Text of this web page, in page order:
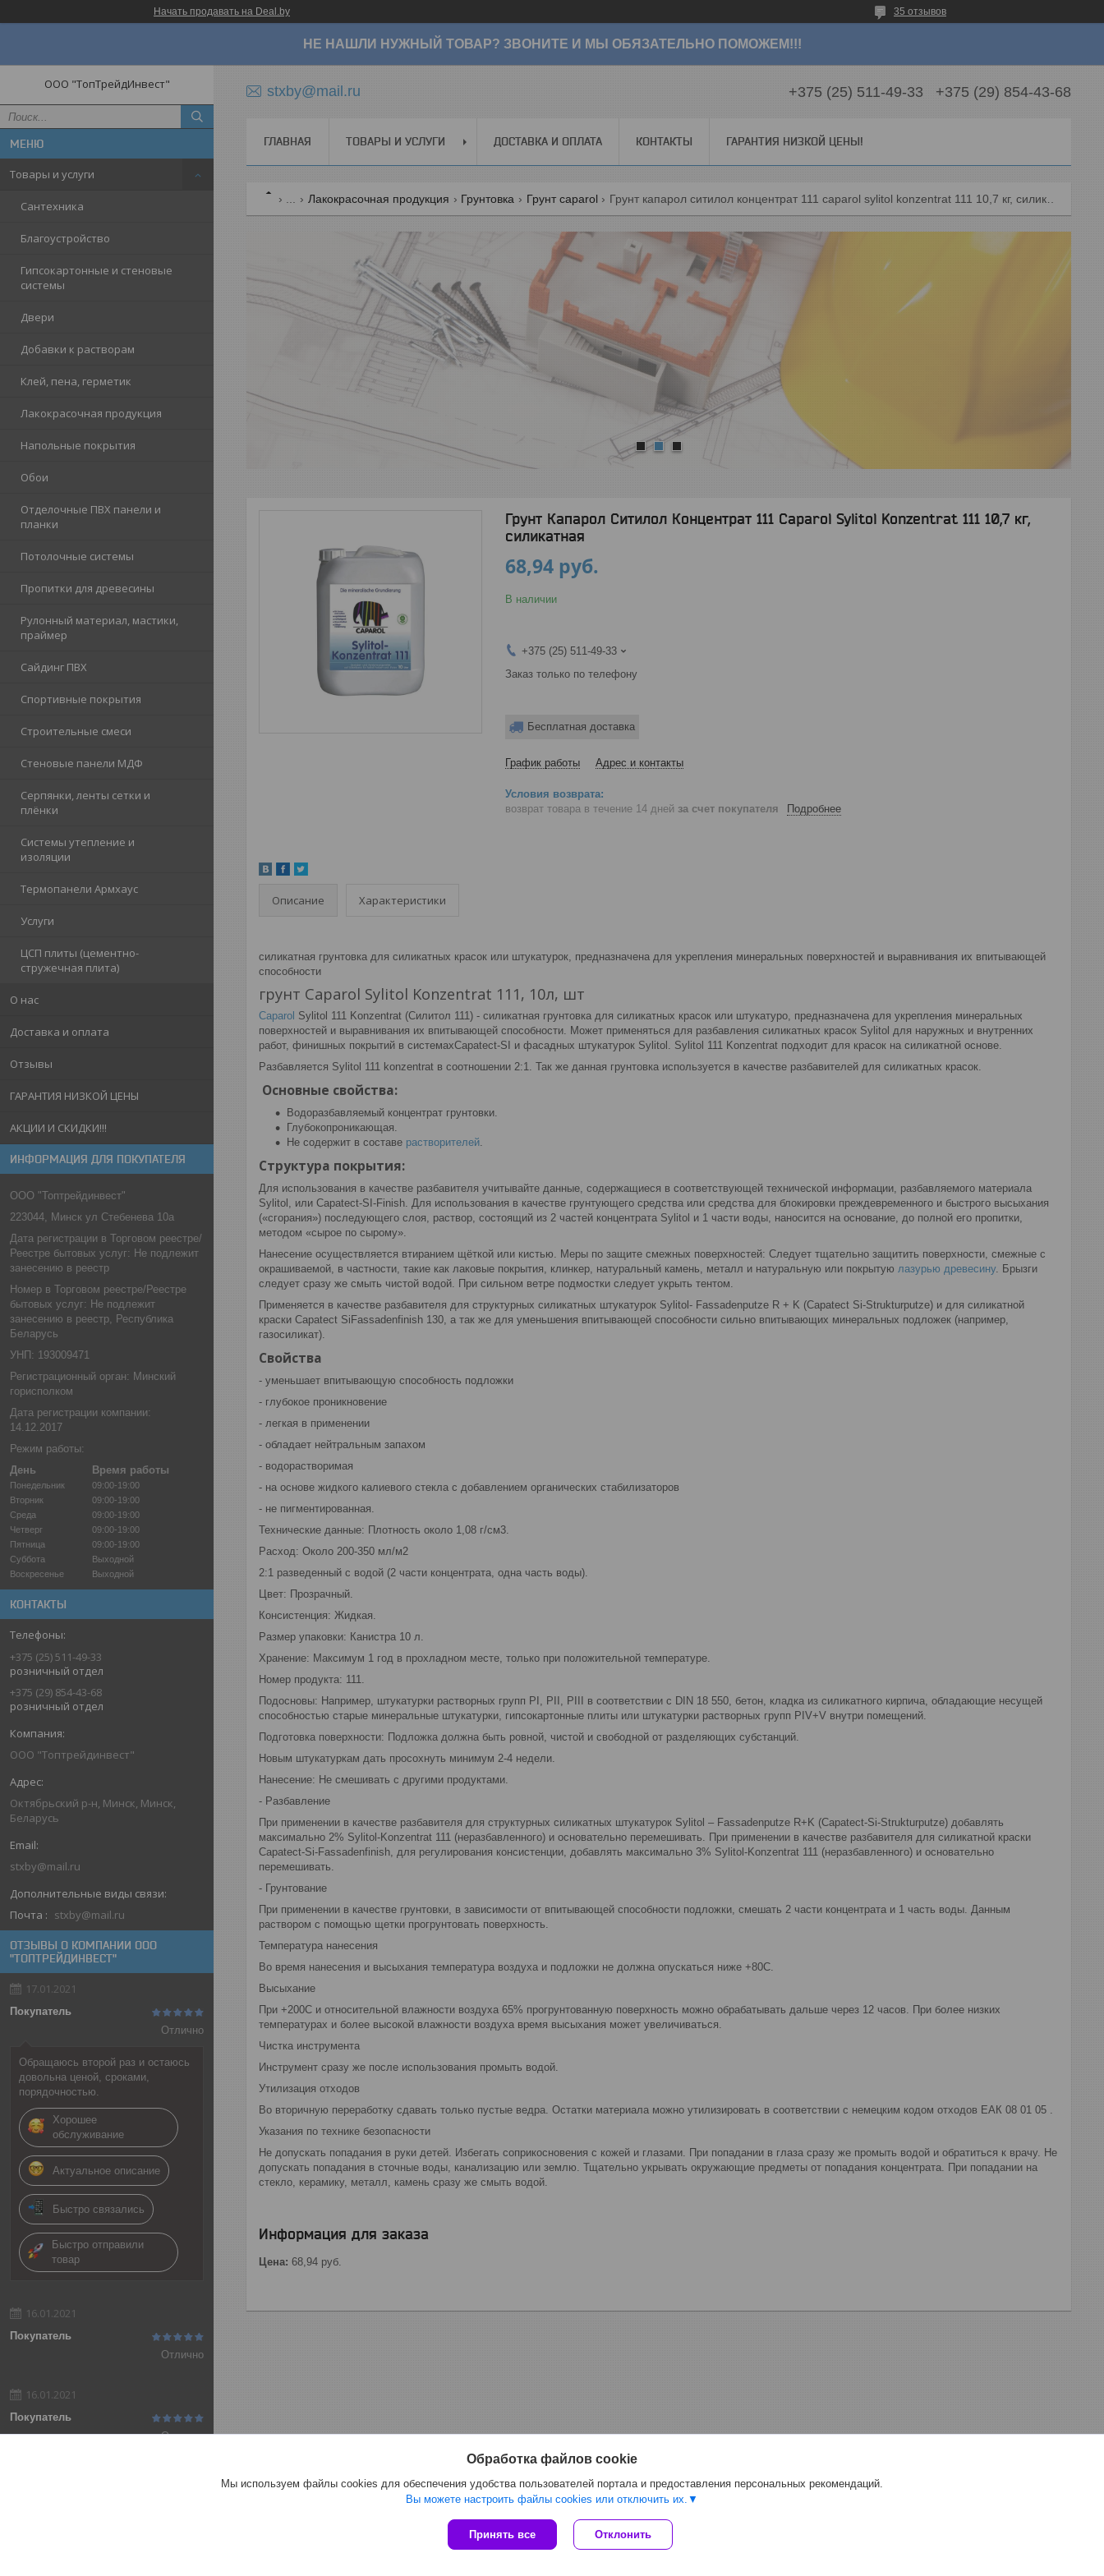
Начать продавать на Deal.by 35 отзывов
НЕ НАШЛИ НУЖНЫЙ ТОВАР? ЗВОНИТЕ И МЫ ОБЯЗАТЕЛЬНО ПОМОЖЕМ!!!
ООО "ТопТрейдИнвест"
Товары и услуги
Сантехника
Благоустройство
Гипсокартонные и стеновые
системы
Двери
Добавки к растворам
Клей, пена, герметик
Лакокрасочная продукция
Напольные покрытия
Обои
Отделочные ПВХ панели и
планки
Потолочные системы
Пропитки для древесины
Рулонный материал, мастики,
праймер
Сайдинг ПВХ
Спортивные покрытия
Строительные смеси
Стеновые панели МДФ
Серпянки, ленты сетки и
плёнки
Системы утепление и
изоляции
Термопанели Армхаус
Услуги
ЦСП плиты (цементно-
стружечная плита)
О нас
Доставка и оплата
Отзывы
ГАРАНТИЯ НИЗКОЙ ЦЕНЫ
АКЦИИ И СКИДКИ!!!
ИНФОРМАЦИЯ ДЛЯ ПОКУПАТЕЛЯ
ООО "Топтрейдинвест"
223044, Минск ул Стебенева 10а
Дата регистрации в Торговом реестре/
Реестре бытовых услуг: Не подлежит
занесению в реестр
Номер в Торговом реестре/Реестре
бытовых услуг: Не подлежит
занесению в реестр, Республика
Беларусь
УНП: 193009471
Регистрационный орган: Минский
горисполком
Дата регистрации компании:
14.12.2017
Режим работы:
День
Время работы
Понедельник
09:00-19:00
Вторник
09:00-19:00
Среда
09:00-19:00
Четверг
09:00-19:00
Пятница
09:00-19:00
Суббота
Выходной
Воскресенье
Выходной
КОНТАКТЫ
+375 (25) 511-49-33
розничный отдел
+375 (29) 854-43-68
розничный отдел
ООО "Топтрейдинвест"
Октябрьский р-н, Минск, Минск,
Беларусь
stxby@mail.ru
Почта stxby@mail.ru
ОТЗЫВЫ О КОМПАНИИ ООО
"ТОПТРЕЙДИНВЕСТ"
17.01.2021
Покупатель
Отлично
Обращаюсь второй раз и остаюсь
довольна ценой, сроками,
порядочностью.
Хорошее
обслуживание
Актуальное описание
Быстро связались
Быстро отправили
товар
16.01.2021
Покупатель
Отлично
16.01.2021
Покупатель
Отлично
stxby@mail.ru +375 (25) 511-49-33 +375 (29) 854-43-68
ГЛАВНАЯ ТОВАРЫ И УСЛУГИ ДОСТАВКА И ОПЛАТА КОНТАКТЫ ГАРАНТИЯ НИЗКОЙ ЦЕНЫ!
Лакокрасочная продукция Грунтовка Грунт caparol
Грунт Капарол Ситилол Концентрат 111 Caparol Sylitol Konzentrat 111 10,7 кг,
силикатная
68,94 руб.
В наличии
+375 (25) 511-49-33
Заказ только по телефону
Бесплатная доставка
График работы Адрес и контакты
возврат товара в течение 14 дней за счет покупателя Подробнее
Описание Характеристики
силикатная грунтовка для силикатных красок или штукатурок, предназначена для укрепления минеральных поверхностей и выравнивания их впитывающей
способности
грунт Caparol Sylitol Konzentrat 111, 10л, шт
Caparol Sylitol 111 Konzentrat (Силитол 111) - силикатная грунтовка для силикатных красок или штукатуро, предназначена для укрепления минеральных
поверхностей и выравнивания их впитывающей способности. Может применяться для разбавления силикатных красок Sylitol для наружных и внутренних
работ, финишных покрытий в системахCapatect-SI и фасадных штукатурок Sylitol. Sylitol 111 Konzentrat подходит для красок на силикатной основе.
Разбавляется Sylitol 111 konzentrat в соотношении 2:1. Так же данная грунтовка используется в качестве разбавителей для силикатных красок.
Основные свойства:
Водоразбавляемый концентрат грунтовки.
Глубокопроникающая.
Не содержит в составе растворителей
Структура покрытия:
Для использования в качестве разбавителя учитывайте данные, содержащиеся в соответствующей технической информации, разбавляемого материала
Sylitol, или Capatect-SI-Finish. Для использования в качестве грунтующего средства или средства для блокировки преждевременного и быстрого высыхания
(«сгорания») последующего слоя, раствор, состоящий из 2 частей концентрата Sylitol и 1 части воды, наносится на основание, до полной его пропитки,
методом «сырое по сырому».
Нанесение осуществляется втиранием щёткой или кистью. Меры по защите смежных поверхностей: Следует тщательно защитить поверхности, смежные с
окрашиваемой, в частности, такие как лаковые покрытия, клинкер, натуральный камень, металл и натуральную или покрытую лазурью древесину. Брызги
следует сразу же смыть чистой водой. При сильном ветре подмостки следует укрыть тентом.
Применяется в качестве разбавителя для структурных силикатных штукатурок Sylitol- Fassadenputze R + K (Capatect Si-Strukturputze) и для силикатной
краски Capatect SiFassadenfinish 130, а так же для уменьшения впитывающей способности сильно впитывающих минеральных подложек (например,
газосиликат).
Свойства
- уменьшает впитывающую способность подложки
- глубокое проникновение
- легкая в применении
- обладает нейтральным запахом
- водорастворимая
- на основе жидкого калиевого стекла с добавлением органических стабилизаторов
- не пигментированная.
Технические данные: Плотность около 1,08 г/см3.
Расход: Около 200-350 мл/м2
2:1 разведенный с водой (2 части концентрата, одна часть воды).
Цвет: Прозрачный.
Консистенция: Жидкая.
Размер упаковки: Канистра 10 л.
Хранение: Максимум 1 год в прохладном месте, только при положительной температуре.
Номер продукта: 111.
Подосновы: Например, штукатурки растворных групп РI, PII, PIII в соответствии с DIN 18 550, бетон, кладка из силикатного кирпича, обладающие несущей
способностью старые минеральные штукатурки, гипсокартонные плиты или штукатурки растворных групп PIV+V внутри помещений.
Подготовка поверхности: Подложка должна быть ровной, чистой и свободной от разделяющих субстанций.
Новым штукатуркам дать просохнуть минимум 2-4 недели.
Нанесение: Не смешивать с другими продуктами.
- Разбавление
При применении в качестве разбавителя для структурных силикатных штукатурок Sylitol – Fassadenputze R+K (Capatect-Si-Strukturputze) добавлять
максимально 2% Sylitol-Konzentrat 111 (неразбавленного) и основательно перемешивать. При применении в качестве разбавителя для силикатной краски
Capatect-Si-Fassadenfinish, для регулирования консистенции, добавлять максимально 3% Sylitol-Konzentrat 111 (неразбавленного) и основательно
перемешивать.
- Грунтование
При применении в качестве грунтовки, в зависимости от впитывающей способности подложки, смешать 2 части концентрата и 1 часть воды. Данным
раствором с помощью щетки прогрунтовать поверхность.
Температура нанесения
Во время нанесения и высыхания температура воздуха и подложки не должна опускаться ниже +80С.
Высыхание
При +200С и относительной влажности воздуха 65% прогрунтованную поверхность можно обрабатывать дальше через 12 часов. При более низких
температурах и более высокой влажности воздуха время высыхания может увеличиваться.
Чистка инструмента
Инструмент сразу же после использования промыть водой.
Утилизация отходов
Во вторичную переработку сдавать только пустые ведра. Остатки материала можно утилизировать в соответствии с немецким кодом отходов ЕАК 08 01 05 .
Указания по технике безопасности
Не допускать попадания в руки детей. Избегать соприкосновения с кожей и глазами. При попадании в глаза сразу же промыть водой и обратиться к врачу. Не
допускать попадания в сточные воды, канализацию или землю. Тщательно укрывать окружающие предметы от попадания концентрата. При попадании на
стекло, керамику, металл, камень сразу же смыть водой.
Информация для заказа
Цена: 68,94 руб.
Сайт создан на платформе Deal.by
Политика обработки файлов cookies
Обработка файлов cookie
Мы используем файлы cookies для обеспечения удобства пользователей портала и предоставления персональных рекомендаций.
Вы можете настроить файлы cookies или отключить их.
Принять все Отклонить